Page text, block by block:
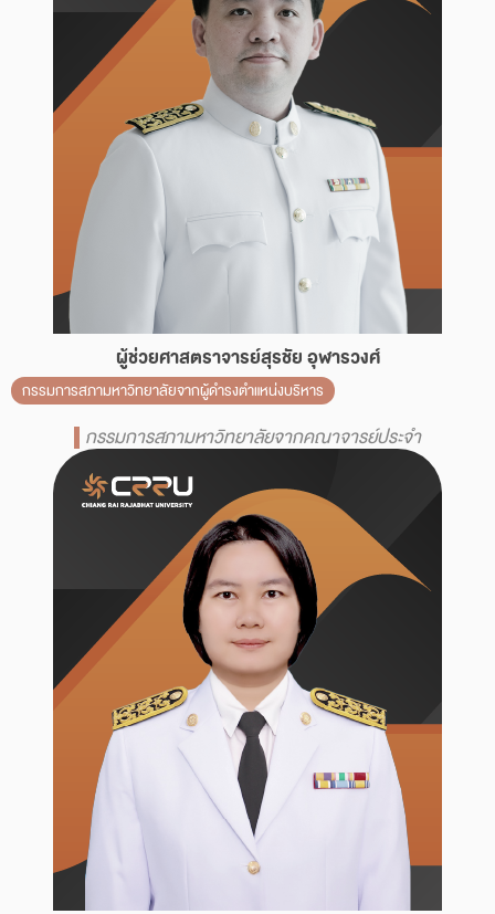
ผู้ช่วยศาสตราจารย์สุรชัย อุฬารวงศ์
กรรมการสภามหาวิทยาลัยจากผู้ดำรงตำแหน่งบริหาร
กรรมการสภามหาวิทยาลัยจากคณาจารย์ประจำ